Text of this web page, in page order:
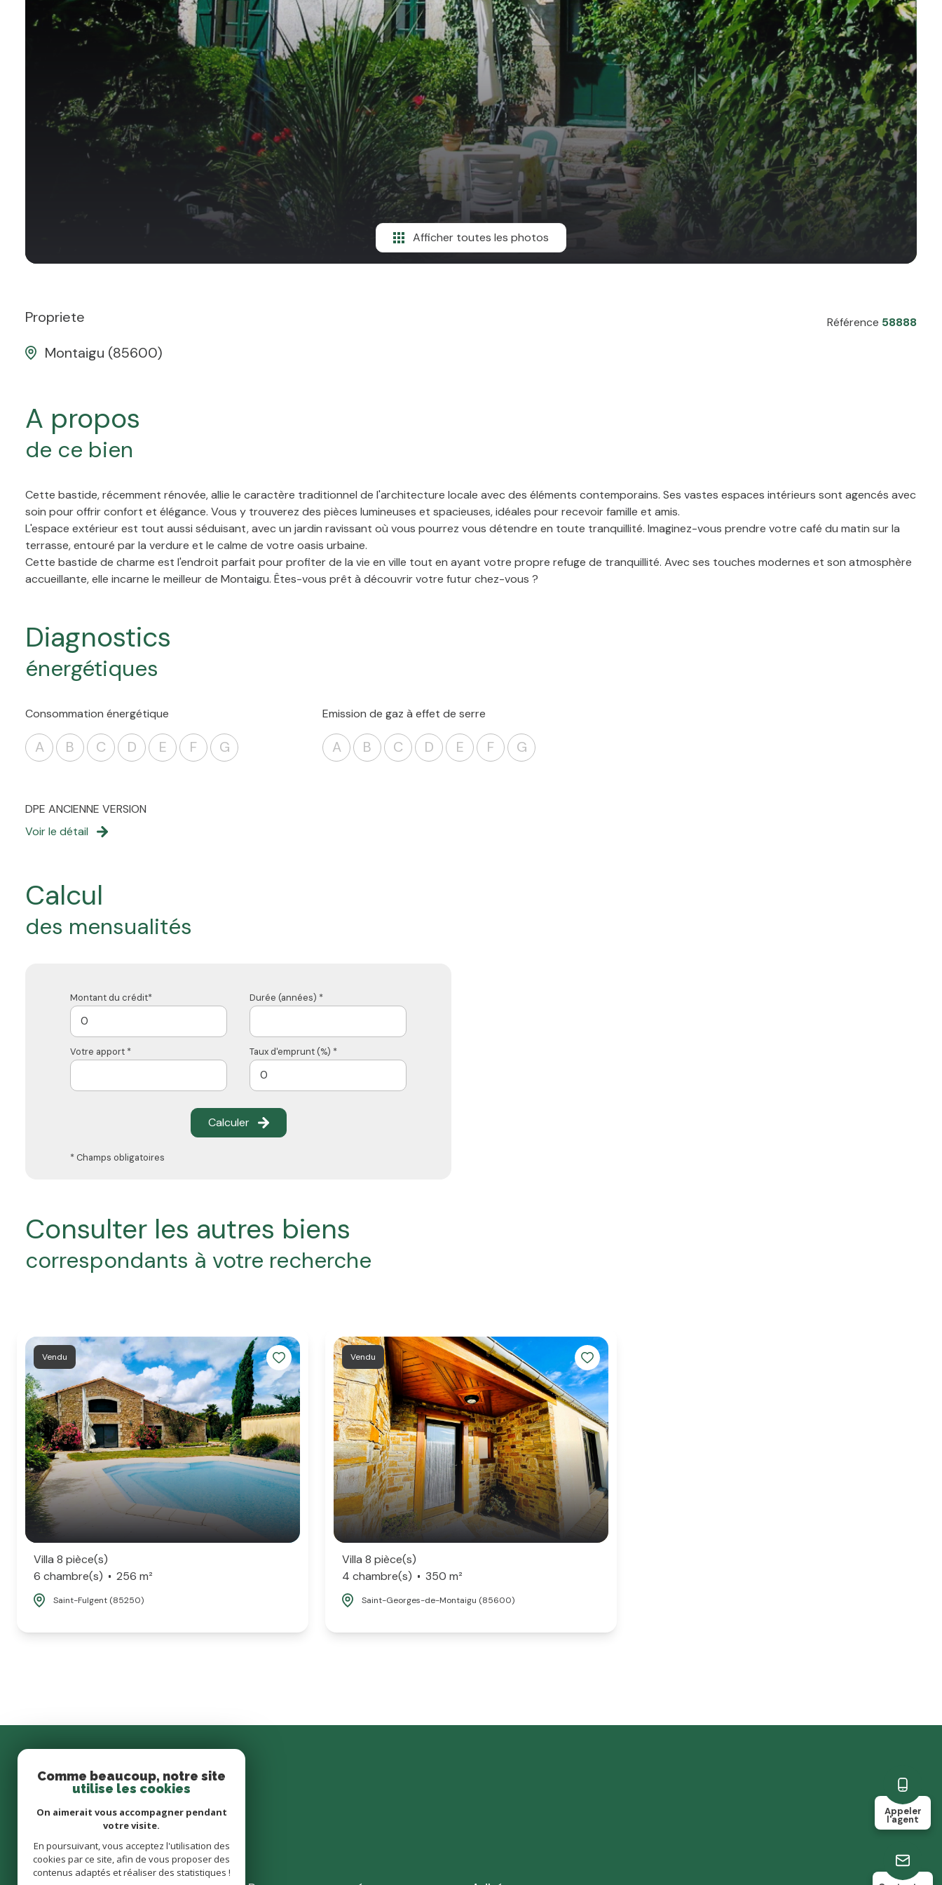
Appeler
l'agent
Afficher toutes les photos
Propriete
Montaigu (85600)
Référence 58888
a propos
de ce bien
Cette bastide, récemment rénovée, allie le caractère traditionnel de l'architecture locale avec des éléments contemporains. Ses vastes espaces intérieurs sont agencés avec
soin pour offrir confort et élégance. Vous y trouverez des pièces lumineuses et spacieuses, idéales pour recevoir famille et amis.
L'espace extérieur est tout aussi séduisant, avec un jardin ravissant où vous pourrez vous détendre en toute tranquillité. Imaginez-vous prendre votre café du matin sur la
terrasse, entouré par la verdure et le calme de votre oasis urbaine.
Cette bastide de charme est l'endroit parfait pour profiter de la vie en ville tout en ayant votre propre refuge de tranquillité. Avec ses touches modernes et son atmosphère
accueillante, elle incarne le meilleur de Montaigu. Êtes-vous prêt à découvrir votre futur chez-vous ?
diagnostics
énergétiques
Consommation énergétique
A B C D E F G
Emission de gaz à effet de serre
A B C D E F G
DPE ANCIENNE VERSION
Voir le détail
calcul
des mensualités
Montant du crédit* Durée (années) *
Votre apport * Taux d'emprunt (%) *
Calculer
* Champs obligatoires
consulter les autres biens
correspondants à votre recherche
Vendu
Villa 8 pièce(s)
6 chambre(s)
256 m²
Saint-Fulgent (85250)
Vendu
Villa 8 pièce(s)
4 chambre(s)
350 m²
Saint-Georges-de-Montaigu (85600)
Comme beaucoup, notre site
utilise les cookies
On aimerait vous accompagner pendant
votre visite.
En poursuivant, vous acceptez l'utilisation des
cookies par ce site, afin de vous proposer des
contenus adaptés et réaliser des statistiques !